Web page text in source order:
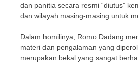
dan panitia secara resmi “diutus”
dan wilayah masing-masing untuk
Dalam homilinya, Romo Dadang
materi dan pengalaman yang
merupakan bekal yang sangat